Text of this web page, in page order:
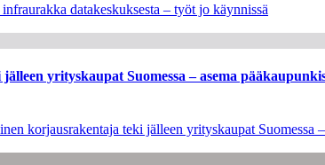
datakeskuksesta – työt jo käynnissä
yrityskaupat Suomessa – asema
korjausrakentaja teki jälleen yrityskaupat Suomessa